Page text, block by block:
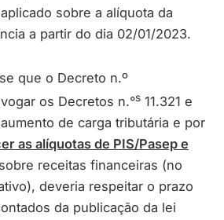
sobre a alíquota da
a partir do dia 02/01/2023.
que o Decreto n.º
os Decretos n.°s 11.321 e
de carga tributária e por
as alíquotas de PIS/Pasep e
receitas financeiras (no
deveria respeitar o prazo
da publicação da lei